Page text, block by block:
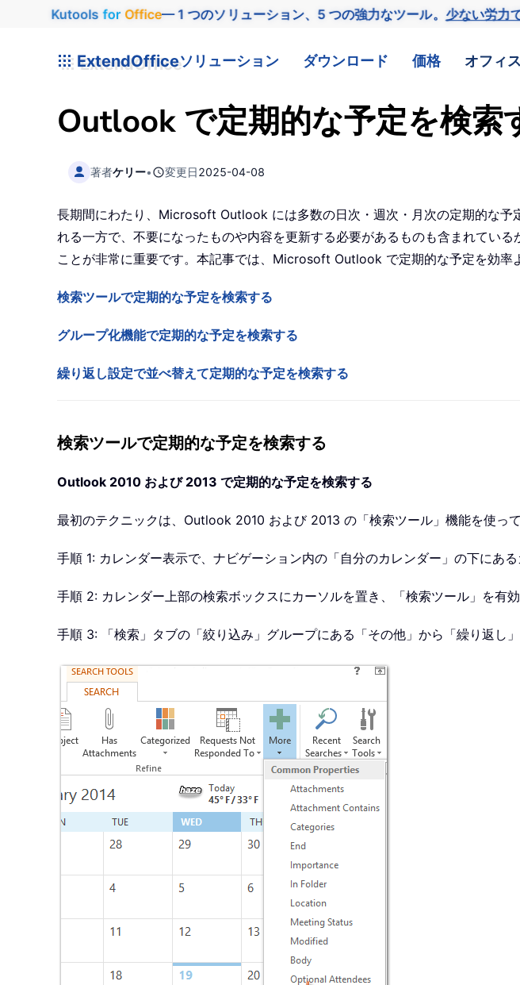
Kutools for Office— 1 つのソリューション、5 つの強力なツール。 少ない労力
ExtendOfficeソリューション ダウンロード 価格 オフィ
Outlook で定期的な予定を検索
著者ケリー• 変更日2025-04-08
長期間にわたり、Microsoft Outlook には多数の日次・週次・月次の定期的な予
れる一方で、不要になったものや内容を更新する必要があるものも含まれてい
ことが非常に重要です。本記事では、Microsoft Outlook で定期的な予定を効率
検索ツールで定期的な予定を検索する
グループ化機能で定期的な予定を検索する
繰り返し設定で並べ替えて定期的な予定を検索する
検索ツールで定期的な予定を検索する
Outlook 2010 および 2013 で定期的な予定を検索する
最初のテクニックは、Outlook 2010 および 2013 の「検索ツール」機能を使っ
手順 1: カレンダー表示で、ナビゲーション内の「自分のカレンダー」の下にあ
手順 2: カレンダー上部の検索ボックスにカーソルを置き、「検索ツール」を有効
手順 3: 「検索」タブの「絞り込み」グループにある「その他」から「繰り返し」